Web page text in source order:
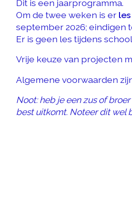
Dit is een jaarprogramma.
Om de twee weken is er
september 2026; eindigen
Er is geen les tijdens
Vrije keuze van projecten
Algemene voorwaarden
Noot: heb je een zus of
best uitkomt. Noteer dit wel